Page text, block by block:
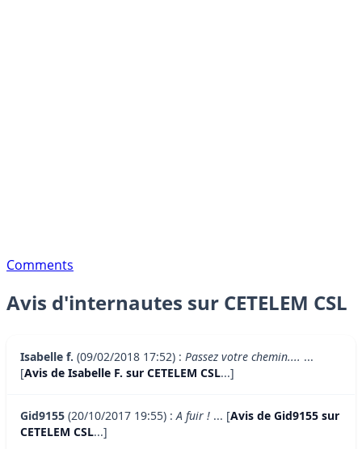
Comments
Avis d'internautes sur CETELEM CSL
Isabelle f. (09/02/2018 17:52) : Passez votre chemin.... ...
[Avis de Isabelle F. sur CETELEM CSL...]
Gid9155 (20/10/2017 19:55) :A fuir ! ... [Avis de Gid9155 sur
CETELEM CSL...]